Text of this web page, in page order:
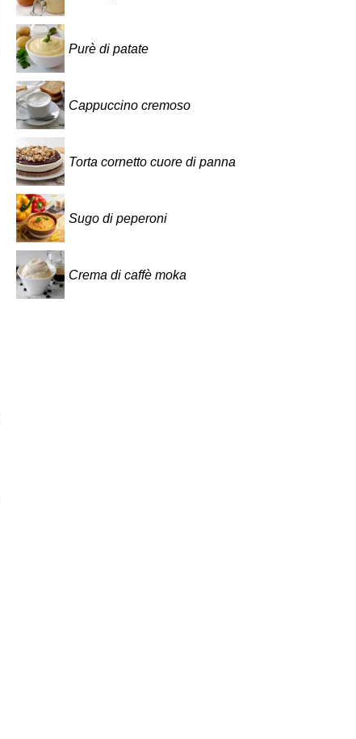
Purè di patate
Cappuccino cremoso
Torta cornetto cuore di panna
Sugo di peperoni
Crema di caffè moka